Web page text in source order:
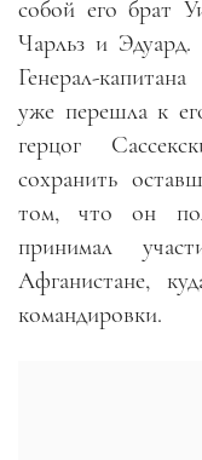
собой его брат
Чарльз и
Генерал-
уже перешла к
герцог
сохранить
том, что он
принимал
Афганистане,
командировки.